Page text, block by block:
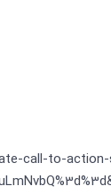
call-to-action-